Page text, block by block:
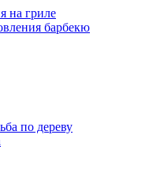
на гриле
барбекю
по дереву